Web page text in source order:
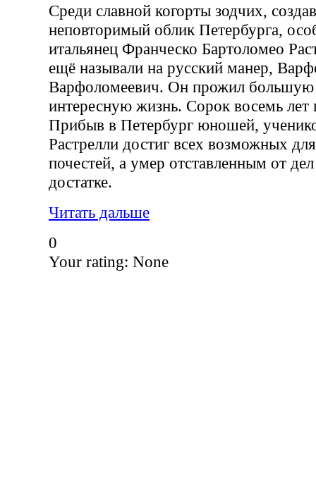
Среди славной когорты зодчих,
неповторимый облик Петербурга,
итальянец Франческо Бартоломео
ещё называли на русский манер,
Варфоломеевич. Он прожил большую
интересную жизнь. Сорок восемь лет
Прибыв в Петербург юношей,
Растрелли достиг всех возможных
почестей, а умер отставленным от
достатке.
Читать дальше
0
Your rating: None